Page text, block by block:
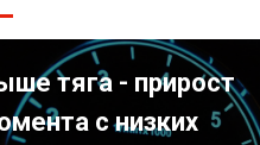
тяга - прирост
с низких